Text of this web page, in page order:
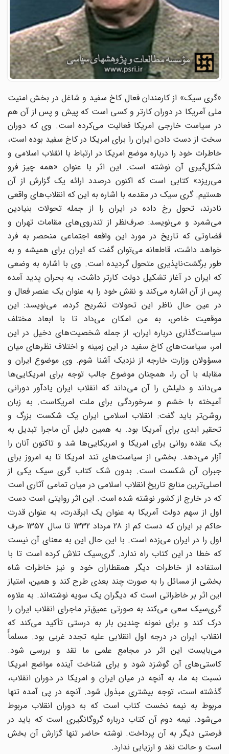
«گری‌ سیک» از کارمندان فعال کاخ سفید و شاغل در بخش امنیت
ملی آمریکا در دوران کارتر و کسی است که پیش و پس از آن هم
در سیاست خارجی امریکا فعالیت می‌کرده است. وی که دوران
سخت از دست دادن ایران را برای امریکا در کاخ سفید بوده است،
خاطرات خود را درباره موضع امریکا در ارتباط با انقلاب اسلامی و
شکل‌گیری آن نوشته است. این اثر با عنوان «همه چیز فرو
می‌ریزد» کتابی است که اکنون درصدد ارائه یک گزارش از آن
هستیم. گری‌ سیک در مقدمه با اشاره به این که انقلاب‌های واقعی
نادرند، تحول رخ داده در ایران را از جمله تحولات بنیادین
می‌شمرد و می‌نویسد: صرف‌نظر از تندروی‌های مقامات تهران و
قضاوتی که تاریخ در مورد این واقعه اجتماعی منحصر به فرد
خواهد داشت، قاطعانه می‌توان گفت که ایران برای همیشه و به
طور برگشت‌ناپذیری متحول گردیده است. وی با اشاره به وضعی
که ایران در آغاز تشکیل دولت کارتر داشت، به بحران پدید آمده
پس از آن اشاره می‌کند و نقش خود را به عنوان یک عنصر فعال و
در عین حال ناظر این تحولات تشریح کرده، می‌نویسد: این
موقعیت خاص، به من امکان می‌داد تا با ابعاد مختلف
سیاست‌گذاری درباره ایران، از جمله شخصیت‌های دخیل در این
امر، سیاست‌های کاخ سفید در این زمینه و اختلاف نظرهای میان
مسؤولان وزارت خارجه از نزدیک آشنا شوم. وی موضوع ایران و
مقابله با آن را، همچنان موضوع جالب توجه برای امریکایی‌ها
می‌داند و دلیلش را آن می‌داند که انقلاب ایران یادآور دورانی
آمیخته با خشم و سرخوردگی برای ملت امریکاست. به زبان
روشن‌تر باید گفت: انقلاب اسلامی ایران یک شکست بزرگ و
تحقیر ابدی برای آمریکا بود. به همین دلیل آن ماجرا تبدیل به
یک عقده روانی برای امریکا و امریکایی‌ها شد و تاکنون آنان را
آزار می‌دهد. بخشی از سیاست‌های تند امریکا تا به امروز برای
جبران آن شکست است. بدون شک کتاب گری‌ سیک یکی از
اصلی‌ترین منابع تاریخ انقلاب اسلامی در میان تمامی آثاری است
که در خارج از کشور نوشته شده است. این اثر روایتی است دست
اول از سهم دولت آمریکا به عنوان یک ابرقدرت، به عنوان قدرت
حاکم بر ایران که دست کم از 28 مرداد 1332 تا سال 1357 حرف
اول را در ایران می‌زده است. با این حال این به معنای آن نیست
که خطا در این کتاب راه ندارد. گری‌سیک تلاش کرده است تا با
استفاده از خاطرات دیگر همقطاران خود و نیز خاطرات شاه‌
بخشی از مسائل را به صورت چند بعدی طرح کند و همین، امتیاز
این اثر بر خاطراتی است که دیگران یک سویه نوشته‌اند. به علاوه
گری‌سیک سعی می‌کند به صورتی عمیق‌تر ماجرای انقلاب ایران را
درک کند و برای نمونه چندین بار به درستی تأکید می‌کند که
انقلاب ایران در درجه اول انقلابی علیه تجدد غربی بود. مسلماًً
می‌بایست این اثر در مجامع علمی ما نقد و بررسی شود.
کاستی‌های آن گوشزد شود و برای شناخت آینده مواضع امریکا
نسبت به ما، به آنچه در میان ایران و امریکا در دوران انقلاب،
گذشته است، توجه بیشتری مبذول شود. آنچه در پی آمده تنها
مربوط به نیمه نخست کتاب است که به دوران انقلاب مربوط
می‌شود. نیمه دوم آن کتاب درباره گروگانگیری است که باید در
فرصتی دیگر به ‌آن پرداخت. نوشته حاضر تنها گزارش آن بخش
است و حالت نقد و ارزیابی ندارد.